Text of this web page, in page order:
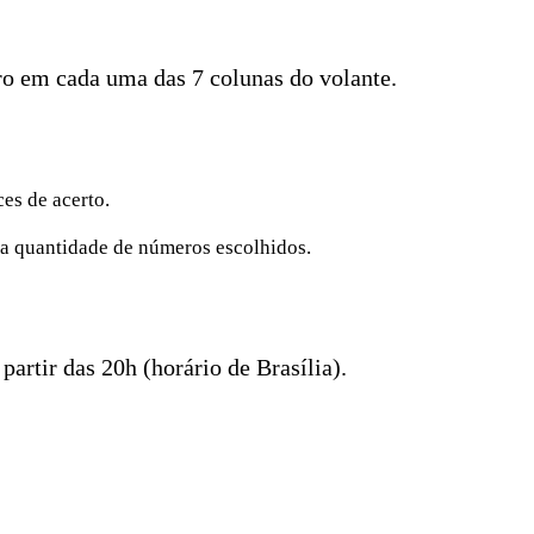
em cada uma das 7 colunas do volante.
de acerto.
quantidade de números escolhidos.
partir das 20h (horário de Brasília).